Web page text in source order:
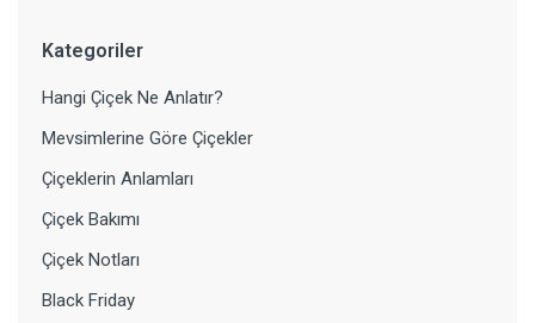
Kategoriler
Hangi Çiçek Ne Anlatır?
Mevsimlerine Göre Çiçekler
Çiçeklerin Anlamları
Çiçek Bakımı
Çiçek Notları
Black Friday